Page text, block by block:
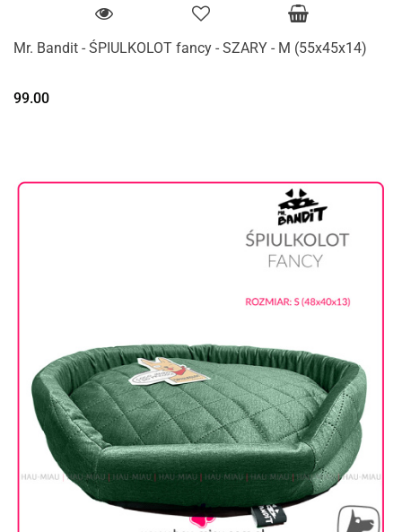
Mr. Bandit - ŚPIULKOLOT fancy - SZARY - M (55x45x14)
99.00